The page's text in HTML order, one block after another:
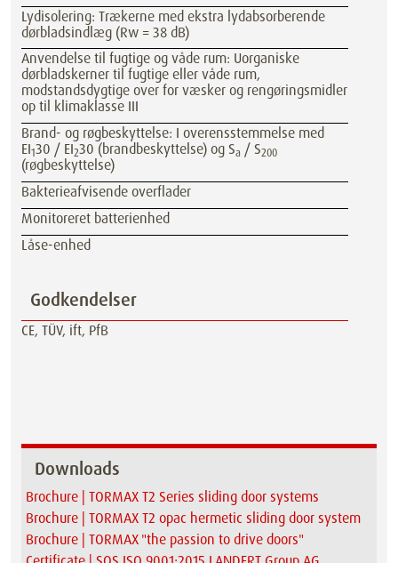
Lydisolering: Trækerne med ekstra lydabsorberende
dørbladsindlæg (Rw = 38 dB)
Anvendelse til fugtige og våde rum: Uorganiske
dørbladskerner til fugtige eller våde rum,
modstandsdygtige over for væsker og rengøringsmidler
op til klimaklasse III
Brand- og røgbeskyttelse: I overensstemmelse med
EI130 / EI230 (brandbeskyttelse) og Sa / S200
(røgbeskyttelse)
Bakterieafvisende overflader
Monitoreret batterienhed
Låse-enhed
Godkendelser
CE, TÜV, ift, PfB
Downloads
Brochure | TORMAX T2 Series sliding door systems
Brochure | TORMAX T2 opac hermetic sliding door system
Brochure | TORMAX "the passion to drive doors"